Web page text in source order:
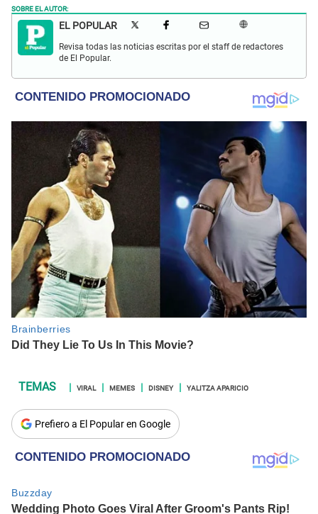
SOBRE EL AUTOR:
EL POPULAR
Revisa todas las noticias escritas por el staff de redactores
de El Popular.
VIRAL MEMES DISNEY YALITZA APARICIO
Prefiero a El Popular en Google